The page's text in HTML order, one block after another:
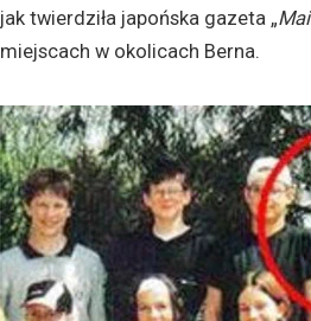
jak twierdziła japońska gazeta „
miejscach w okolicach Berna.